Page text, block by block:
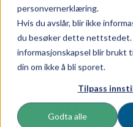
personvernerklæring.
Hvis du avslår, blir ikke
du besøker dette nettstedet.
informasjonskapsel blir brukt
din om ikke å bli sporet.
Tilpass
Godta alle
Logg inn